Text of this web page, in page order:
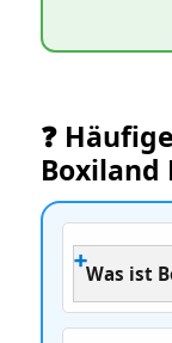
❓
Boxiland
Was ist